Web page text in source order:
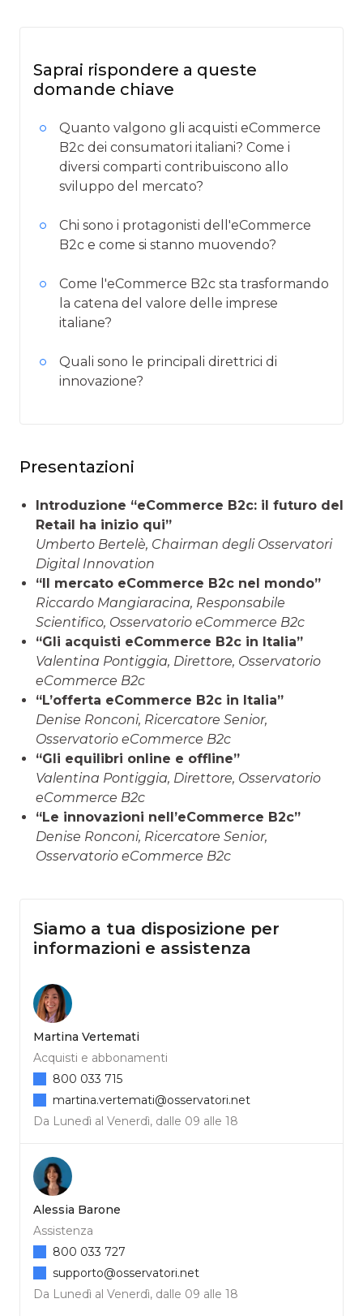
Saprai rispondere a queste
domande chiave
Quanto valgono gli acquisti eCommerce
B2c dei consumatori italiani? Come i
diversi comparti contribuiscono allo
sviluppo del mercato?
Chi sono i protagonisti dell'eCommerce
B2c e come si stanno muovendo?
Come l'eCommerce B2c sta trasformando
la catena del valore delle imprese
italiane?
Quali sono le principali direttrici di
innovazione?
Presentazioni
Introduzione “eCommerce B2c: il futuro del
Retail ha inizio qui”
Umberto Bertelè, Chairman degli Osservatori
Digital Innovation
“Il mercato eCommerce B2c nel mondo”
Riccardo Mangiaracina, Responsabile
Scientifico, Osservatorio eCommerce B2c
“Gli acquisti eCommerce B2c in Italia”
Valentina Pontiggia, Direttore, Osservatorio
eCommerce B2c
“L’offerta eCommerce B2c in Italia”
Denise Ronconi, Ricercatore Senior,
Osservatorio eCommerce B2c
“Gli equilibri online e offline”
Valentina Pontiggia, Direttore, Osservatorio
eCommerce B2c
“Le innovazioni nell’eCommerce B2c”
Denise Ronconi, Ricercatore Senior,
Osservatorio eCommerce B2c
Siamo a tua disposizione per
informazioni e assistenza
Martina Vertemati
Acquisti e abbonamenti
Da Lunedì al Venerdì, dalle 09 alle 18
800 033 715
martina.vertemati@osservatori.net
Alessia Barone
Assistenza
Da Lunedì al Venerdì, dalle 09 alle 18
800 033 727
supporto@osservatori.net